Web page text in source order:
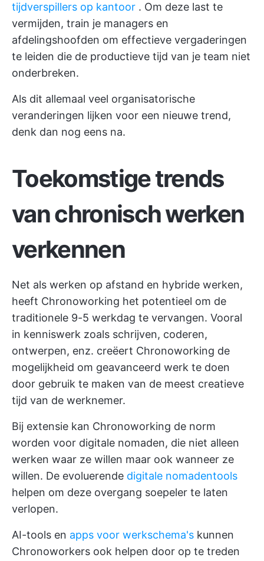
tijdverspillers op kantoor . Om deze last te
vermijden, train je managers en
afdelingshoofden om effectieve vergaderingen
te leiden die de productieve tijd van je team niet
onderbreken.
Als dit allemaal veel organisatorische
veranderingen lijken voor een nieuwe trend,
denk dan nog eens na.
Toekomstige trends
van chronisch werken
verkennen
Net als werken op afstand en hybride werken,
heeft Chronoworking het potentieel om de
traditionele 9-5 werkdag te vervangen. Vooral
in kenniswerk zoals schrijven, coderen,
ontwerpen, enz. creëert Chronoworking de
mogelijkheid om geavanceerd werk te doen
door gebruik te maken van de meest creatieve
tijd van de werknemer.
Bij extensie kan Chronoworking de norm
worden voor digitale nomaden, die niet alleen
werken waar ze willen maar ook wanneer ze
willen. De evoluerende digitale nomadentools
helpen om deze overgang soepeler te laten
verlopen.
AI-tools en apps voor werkschema's kunnen
Chronoworkers ook helpen door op te treden